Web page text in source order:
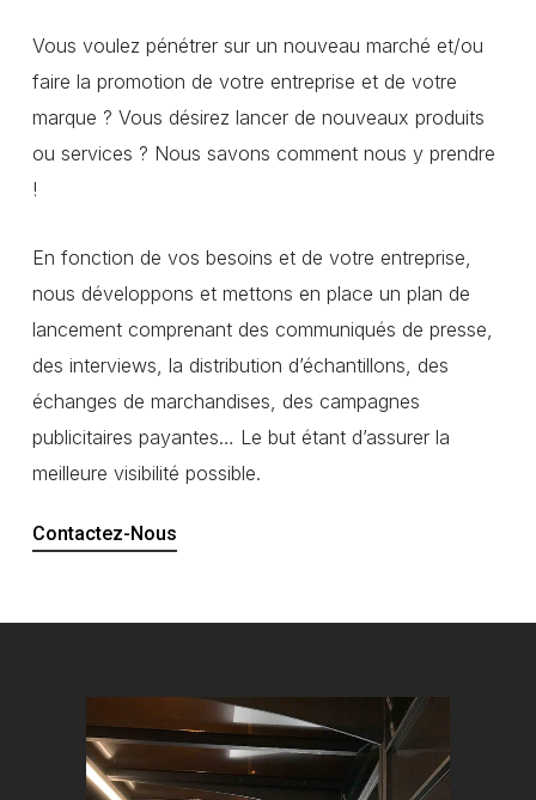
Vous voulez pénétrer sur un nouveau marché et/ou
faire la promotion de votre entreprise et de votre
marque ? Vous désirez lancer de nouveaux produits
ou services ? Nous savons comment nous y prendre
!
En fonction de vos besoins et de votre entreprise,
nous développons et mettons en place un plan de
lancement comprenant des communiqués de presse,
des interviews, la distribution d’échantillons, des
échanges de marchandises, des campagnes
publicitaires payantes… Le but étant d’assurer la
meilleure visibilité possible.
Contactez-Nous